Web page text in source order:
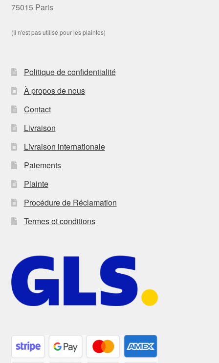
75015 Paris
(Il n'est pas utilisé pour les plaintes)
Politique de confidentialité
À propos de nous
Contact
Livraison
Livraison internationale
Paiements
Plainte
Procédure de Réclamation
Termes et conditions